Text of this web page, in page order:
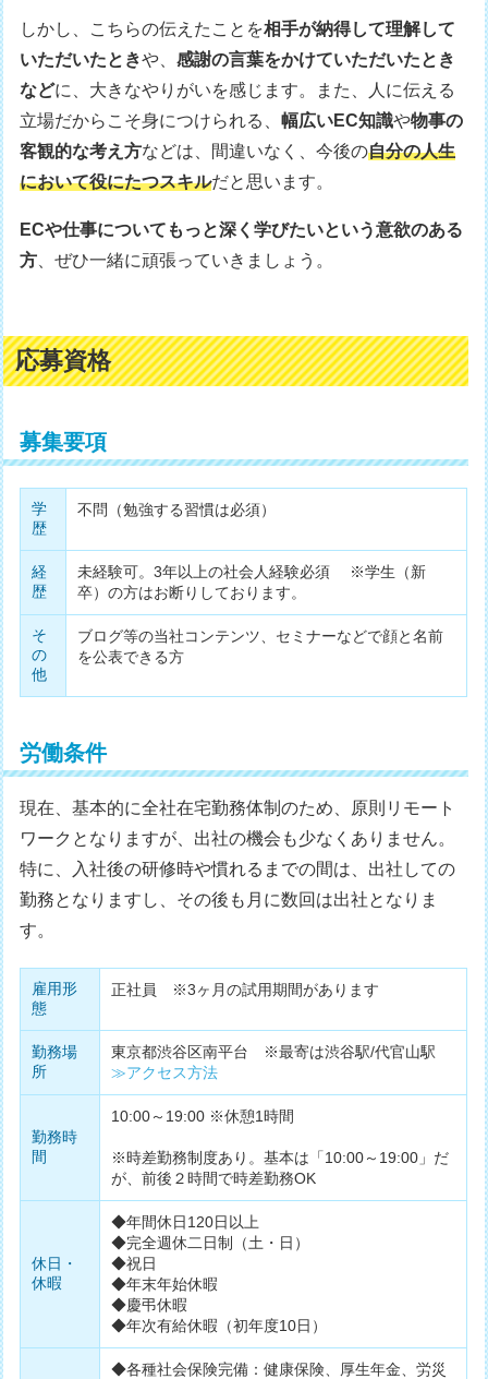
しかし、こちらの伝えたことを相手が納得して理解して
いただいたときや、感謝の言葉をかけていただいたとき
などに、大きなやりがいを感じます。また、人に伝える
立場だからこそ身につけられる、幅広いEC知識や物事の
客観的な考え方などは、間違いなく、今後の自分の人生
において役にたつスキルだと思います。
ECや仕事についてもっと深く学びたいという意欲のある
方 、ぜひ一緒に頑張っていきましょう。
応募資格
募集要項
学
歴
不問（勉強する習慣は必須）
経
歴
未経験可。3年以上の社会人経験必須 ※学生（新
卒）の方はお断りしております。
そ
の
他
ブログ等の当社コンテンツ、セミナーなどで顔と名前
を公表できる方
労働条件
現在、基本的に全社在宅勤務体制のため、原則リモート
ワークとなりますが、出社の機会も少なくありません。
特に、入社後の研修時や慣れるまでの間は、出社しての
勤務となりますし、その後も月に数回は出社となりま
す。
雇用形
態
正社員 ※3ヶ月の試用期間があります
勤務場
所
東京都渋谷区南平台 ※最寄は渋谷駅/代官山駅
≫アクセス方法
勤務時
間
10:00～19:00 ※休憩1時間
※時差勤務制度あり。基本は「10:00～19:00」だ
が、前後２時間で時差勤務OK
休日・
休暇
◆年間休日120日以上
◆完全週休二日制（土・日）
◆祝日
◆年末年始休暇
◆慶弔休暇
◆年次有給休暇（初年度10日）
◆各種社会保険完備：健康保険、厚生年金、労災